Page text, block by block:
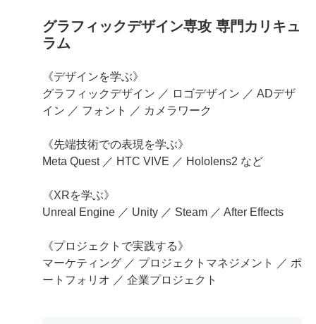
グラフィックデザイン専攻 専門カリキュ
ラム
《デザインを学ぶ》
グラフィックデザイン ／ ロゴデザイン ／ ADデザ
イン ／ フォント ／ カメラワーク
《先端技術での表現を学ぶ》
Meta Quest ／ HTC VIVE ／ Hololens2 など
《XRを学ぶ》
Unreal Engine ／ Unity ／ Steam ／ After Effects
《プロジェクトで実践する》
マーケティング ／ プロジェクトマネジメント ／ ポ
ートフォリオ ／ 企業プロジェクト